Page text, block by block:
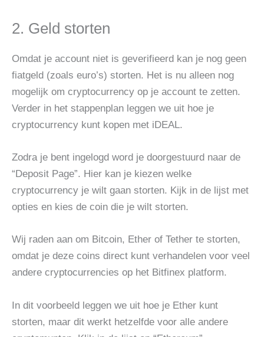
2. Geld storten
Omdat je account niet is geverifieerd kan je nog geen
fiatgeld (zoals euro’s) storten. Het is nu alleen nog
mogelijk om cryptocurrency op je account te zetten.
Verder in het stappenplan leggen we uit hoe je
cryptocurrency kunt kopen met iDEAL.
Zodra je bent ingelogd word je doorgestuurd naar de
“Deposit Page”. Hier kan je kiezen welke
cryptocurrency je wilt gaan storten. Kijk in de lijst met
opties en kies de coin die je wilt storten.
Wij raden aan om Bitcoin, Ether of Tether te storten,
omdat je deze coins direct kunt verhandelen voor veel
andere cryptocurrencies op het Bitfinex platform.
In dit voorbeeld leggen we uit hoe je Ether kunt
storten, maar dit werkt hetzelfde voor alle andere